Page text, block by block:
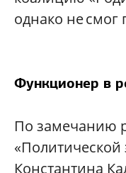
однако не смог
Функционер в
По замечанию
«Политической
Константина